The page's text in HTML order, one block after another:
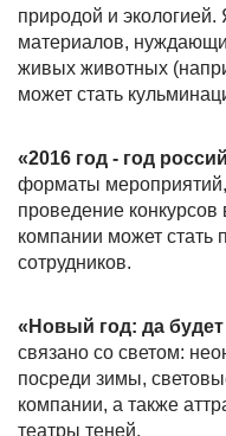
природой и экологией.
материалов,
живых животных
может стать
«2016 год - год
форматы
проведение
компании может стать
сотрудников.
«Новый год: да будет
связано со светом:
посреди зимы,
компании, а также
театры теней.